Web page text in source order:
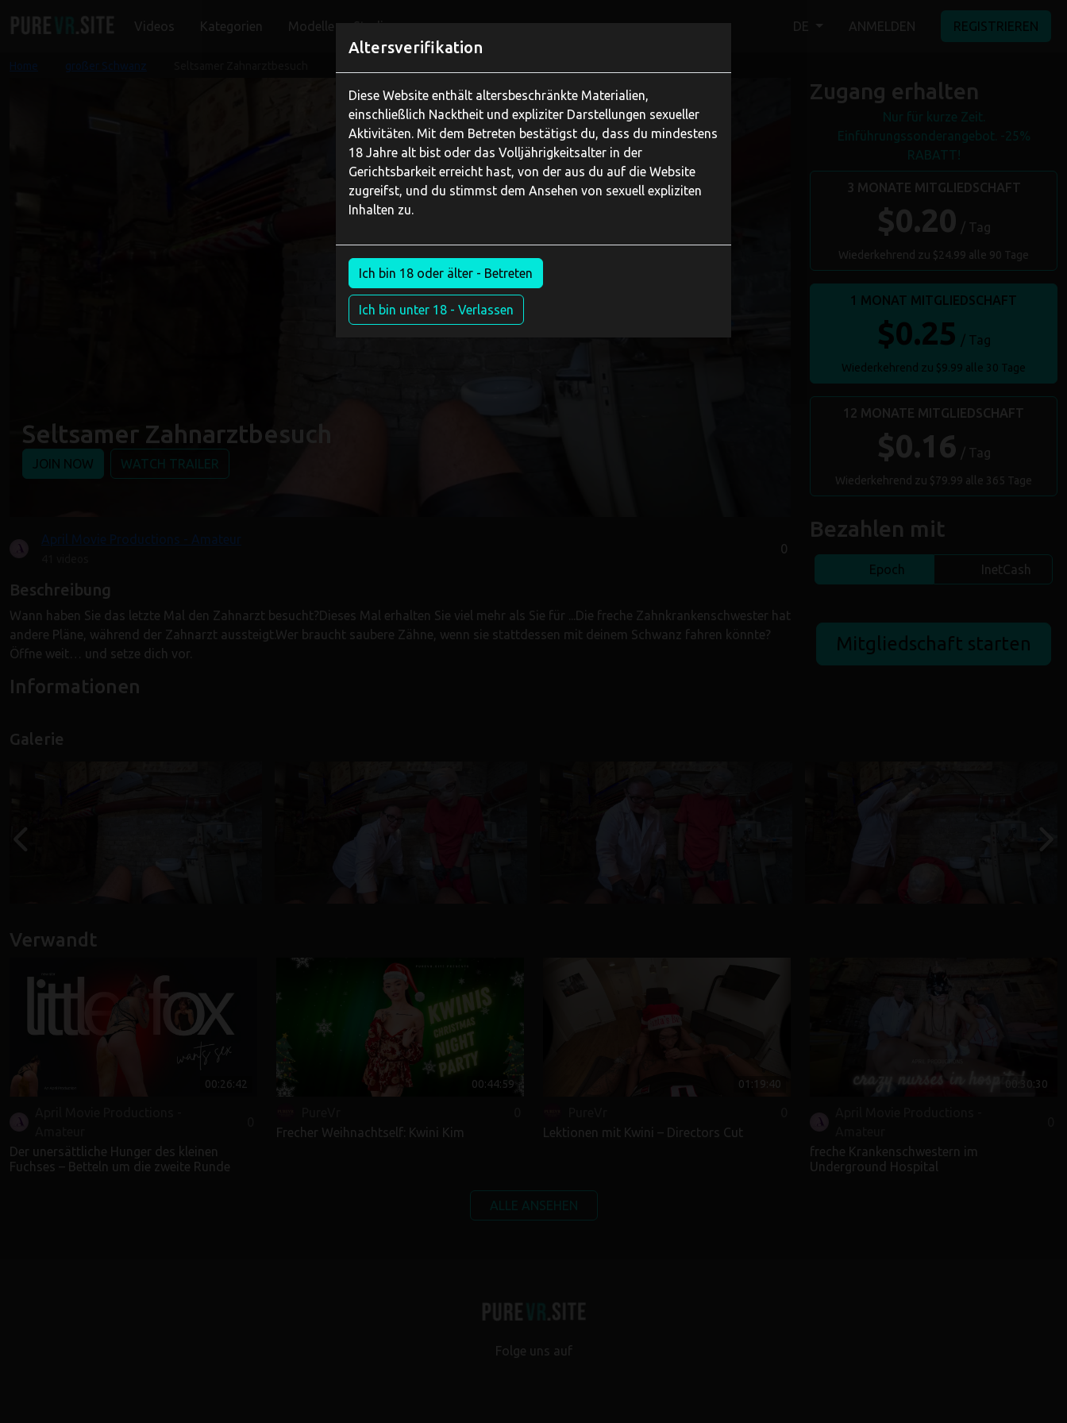
Altersverifikation
Diese Website enthält altersbeschränkte Materialien,
einschließlich Nacktheit und expliziter Darstellungen sexueller
Aktivitäten. Mit dem Betreten bestätigst du, dass du mindestens
18 Jahre alt bist oder das Volljährigkeitsalter in der
Gerichtsbarkeit erreicht hast, von der aus du auf die Website
zugreifst, und du stimmst dem Ansehen von sexuell expliziten
Inhalten zu.
Ich bin 18 oder älter - Betreten
Ich bin unter 18 - Verlassen
DE ANMELDEN REGISTRIEREN
Videos Kategorien Modelle Studios
Home großer Schwanz
Seltsamer Zahnarztbesuch
JOIN NOW WATCH TRAILER
April Movie Productions - Amateur
0
Beschreibung
Wann haben Sie das letzte Mal den Zahnarzt besucht?Dieses Mal erhalten Sie viel mehr als Sie für ...Die freche Zahnkrankenschwester hat
andere Pläne, während der Zahnarzt aussteigt.Wer braucht saubere Zähne, wenn sie stattdessen mit deinem Schwanz fahren könnte?
Öffne weit… und setze dich vor.
Informationen
Zugang erhalten
Nur für kurze Zeit.
Einführungssonderangebot. -25%
RABATT!
3 MONATE MITGLIEDSCHAFT
$0.20 / Tag
Wiederkehrend zu $24.99 alle 90 Tage
1 MONAT MITGLIEDSCHAFT
$0.25 / Tag
Wiederkehrend zu $9.99 alle 30 Tage
12 MONATE MITGLIEDSCHAFT
$0.16 / Tag
Wiederkehrend zu $79.99 alle 365 Tage
Bezahlen mit
Epoch InetCash
Galerie
Verwandt
00:26:42
Der unersättliche Hunger des kleinen
Fuchses – Betteln um die zweite Runde
00:44:59
Frecher Weihnachtself: Kwini Kim
01:19:40
Lektionen mit Kwini – Directors Cut
00:30:30
freche Krankenschwestern im
Underground Hospital
ALLE ANSEHEN
Folge uns auf